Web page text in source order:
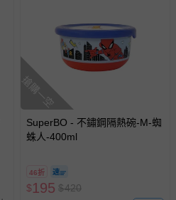
搶購一空
SuperBO - 不鏽鋼隔熱碗-M-蜘
蛛人-400ml
46折
$195 $420